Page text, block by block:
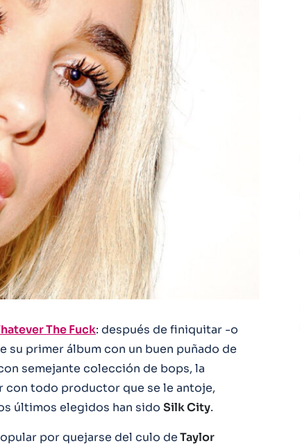
The Fuck: después de finiquitar -o
su primer álbum con un buen puñado de
semejante colección de bops, la
con todo productor que se le antoje,
últimos elegidos han sido Silk City.
por quejarse del culo deTaylor